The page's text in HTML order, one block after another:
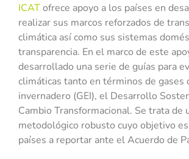
ICATofrece apoyo a los países en
realizar sus marcos reforzados de
climática así como sus sistemas
transparencia. En el marco de este
desarrollado una serie de guías para
climáticas tanto en términos de gases
invernadero (GEI), el Desarrollo
Cambio Transformacional. Se trata de
metodológico robusto cuyo objetivo
países a reportar ante el Acuerdo de